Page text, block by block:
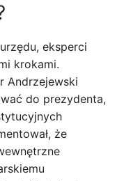
eksperci
krokami.
Andrzejewski
do prezydenta,
że